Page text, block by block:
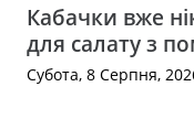
Кабачки вже
для салату з
Субота, 8 Серпня,